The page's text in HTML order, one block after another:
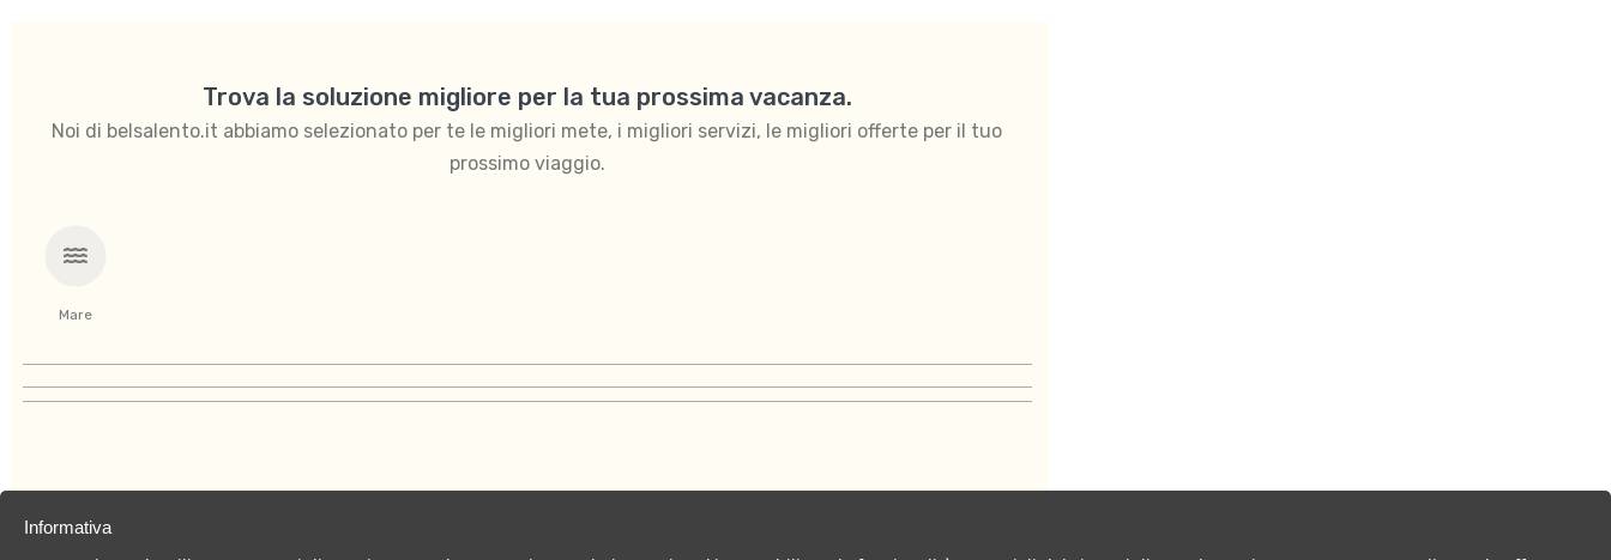
Trova la soluzione migliore per la tua prossima vacanza.
Noi di belsalento.it abbiamo selezionato per te le migliori mete, i migliori servizi, le migliori offerte per il tuo
prossimo viaggio.
Mare
Informativa